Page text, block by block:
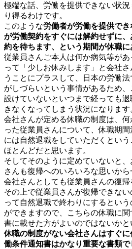
極端な話、労働を提供できない状
り得るわけです。
このような労働者が労働を提供で
が労働契約をすぐには解約せずに
約を待ちます、という期間が休職に
従業員さんご本人は何か病気等が
って「少しお休みします」と会社
うことにプラスして、日本の労働
がしづらいという事情があるため
設けていないといつまで経っても
きなくなってしまう状況になります
会社さんが定める休職の制度は、
った従業員さんについて、休職期
には自然退職をしていただくとい
ほとんどだと思います。
そしてそのように定めていないと
さんも復帰へのいろいろな思いから
会社さんとしても従業員さんの復帰
その上で従業員さんが復帰できな
って自然退職で終わりにするとい
ができますので、こちらの休職に
書に載せた方がよいのではないかと
休職の制度がない会社さんはすぐ
働条件通知書はかなり重要な書類